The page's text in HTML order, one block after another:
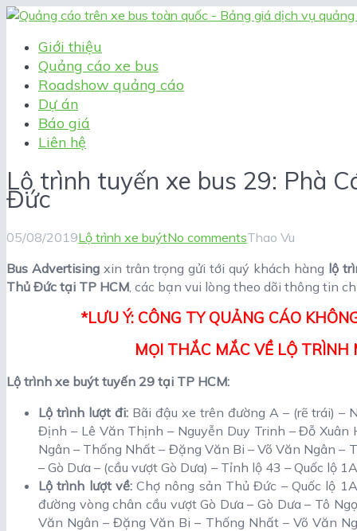
Giới thiệu
Quảng cáo xe bus
Roadshow quảng cáo
Dự án
Báo giá
Liên hệ
Lộ trình tuyến xe bus 29: Phà
Đức
05/08/2019Lộ trình xe buýtNo commentsThao Vu
Bus Advertisingxin trân trọng gửi tới quý khách hàng lộ
Thủ Đức tại TP HCM , các bạn vui lòng theo dõi thông tin
*LƯU Ý: CÔNG TY QUẢNG CÁO
MỌI THẮC MẮC VỀ LỘ TRÌNH
Lộ trình xe buýt tuyến 29 tại TP HCM:
Lộ trình lượt đi: Bãi đậu xe trên đường A – (rẽ trái) –
Định – Lê Văn Thịnh – Nguyễn Duy Trinh – Đỗ Xuân
Ngân – Thống Nhất – Đặng Văn Bi – Võ Văn Ngân –
– Gò Dưa – (cầu vượt Gò Dưa) – Tỉnh lộ 43 – Quốc lộ
Lộ trình lượt về:Chợ nông sản Thủ Đức – Quốc lộ
đường vòng chân cầu vượt Gò Dưa – Gò Dưa – Tô
Văn Ngân – Đặng Văn Bi – Thống Nhất – Võ Văn